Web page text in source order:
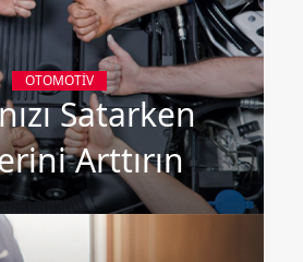
OTOMOTIV
Satarken
Arttırın